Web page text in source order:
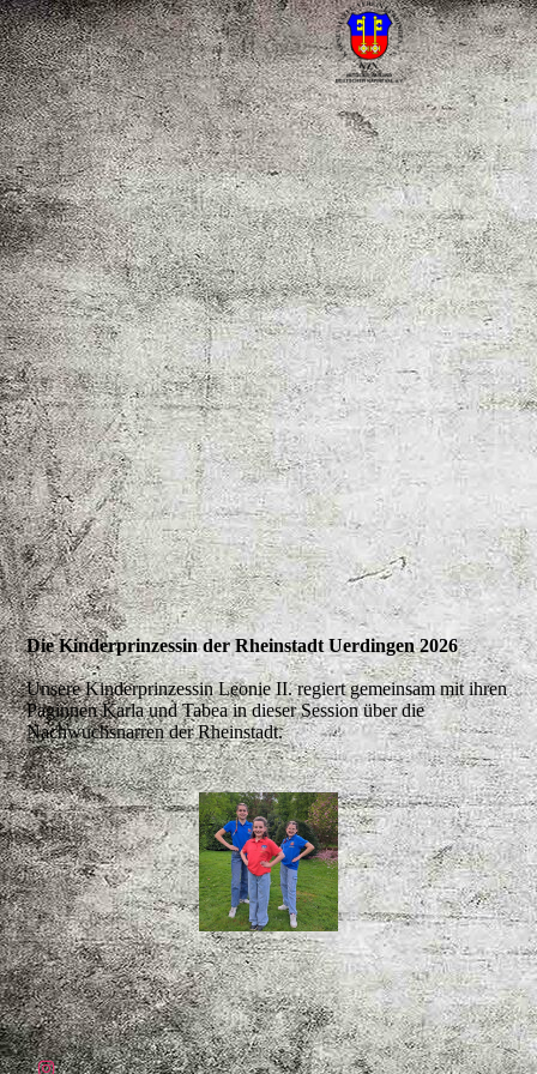
Die Kinderprinzessin der Rheinstadt Uerdingen 2026
Unsere Kinderprinzessin Leonie II. regiert gemeinsam mit ihren
Paginnen Karla und Tabea in dieser Session über die
Nachwuchsnarren der Rheinstadt.